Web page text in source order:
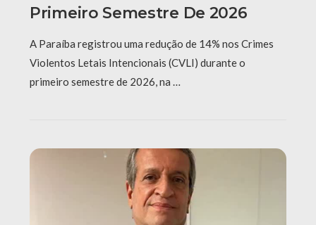
Primeiro Semestre De 2026
A Paraíba registrou uma redução de 14% nos Crimes
Violentos Letais Intencionais (CVLI) durante o
primeiro semestre de 2026, na …